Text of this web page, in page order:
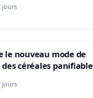
jours
le nouveau mode de
céréales
la teneur en
jours